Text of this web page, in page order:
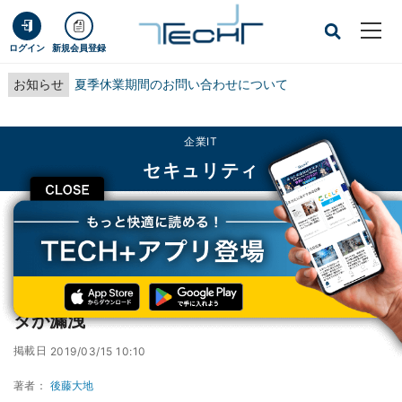
ログイン 新規会員登録
お知らせ 夏季休業期間のお問い合わせについて
CLOSE
企業IT
セキュリティ
TECH+ 企業IT
セキュリティ
メールマーケティング会社から20億件のデータが漏洩
メールマーケティング会社から20億件のデー
タが漏洩
掲載日 2019/03/15 10:10
著者： 後藤大地